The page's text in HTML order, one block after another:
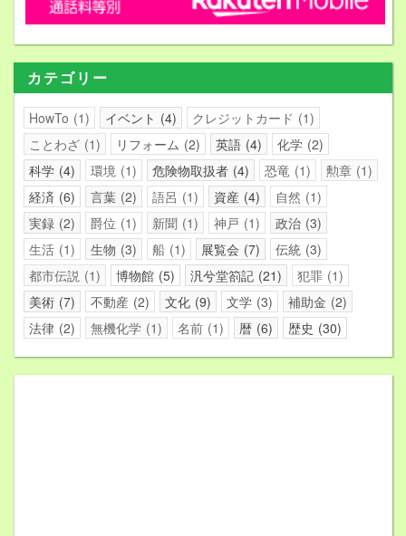
カテゴリー
HowTo 1 イベント 4 クレジットカード
1
ことわざ 1 リフォーム 2 英語 4 化学 2
科学 4 環境 1 危険物取扱者 4 恐竜 1 勲章 1
経済 6 言葉 2 語呂 1 資産 4 自然 1
実録 2 爵位 1 新聞 1 神戸 1 政治 3
生活 1 生物 3 船 1 展覧会 7 伝統 3
都市伝説
1 博物館 5 汎兮堂箚記 21 犯罪 1
美術 7 不動産 2 文化 9 文学 3 補助金 2
法律 2 無機化学 1 名前 1 暦 6 歴史 30